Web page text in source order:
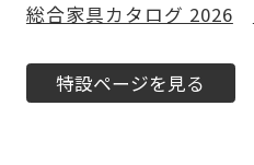
総合家具カタログ 2026
特設ページを見る